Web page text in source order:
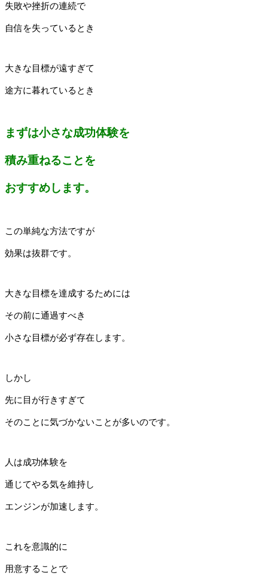
失敗や挫折の連続で
自信を失っているとき
大きな目標が遠すぎて
途方に暮れているとき
まずは小さな成功体験を
積み重ねることを
おすすめします。
この単純な方法ですが
効果は抜群です。
大きな目標を達成するためには
その前に通過すべき
小さな目標が必ず存在します。
しかし
先に目が行きすぎて
そのことに気づかないことが多いのです。
人は成功体験を
通じてやる気を維持し
エンジンが加速します。
これを意識的に
用意することで